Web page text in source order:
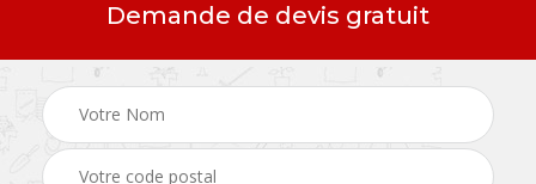
Demande de devis gratuit